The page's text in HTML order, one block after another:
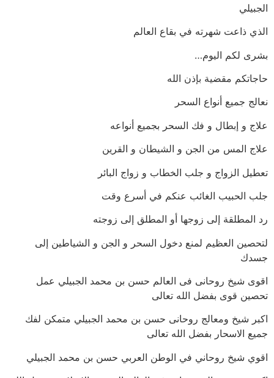
الجبيلي
الذي ذاعت شهرته في بقاع العالم
بشرى لكم اليوم…
حاجاتكم مقضية بإذن الله
نعالج جميع أنواع السحر
علاج و إبطال و فك السحر بجميع أنواعه
علاج المس من الجن و الشيطان و القرين
تعطيل الزواج و جلب الخطاب و زواج البائر
جلب الحبيب الغائب عنكم في أسرع وقت
رد المطلقة إلى زوجها أو المطلق إلى زوجته
لتحصين العظيم لمنع دخول السحر و الجن و الشياطين إلى
جسدك
اقوى شيخ روحانى فى العالم حسن بن محمد الجبيلي عمل
تحصين قوى بفضل الله تعالى
اكبر شيخ ومعالج روحانى حسن بن محمد الجبيلي متمكن لفك
جميع الاسحار بفضل الله تعالى
اقوي شيخ روحاني في الوطن العربي حسن بن محمد الجبيلي